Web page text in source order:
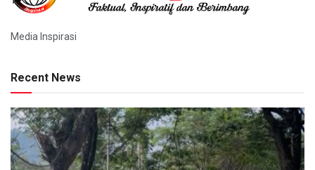
Media Inspirasi
Recent News